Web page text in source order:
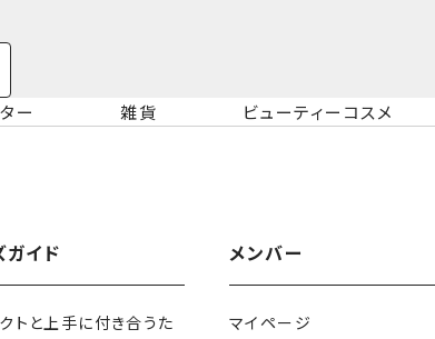
ー 雑貨 ビューティーコスメ
ガイド
トと上手に付き合うた
メンバー
マイページ